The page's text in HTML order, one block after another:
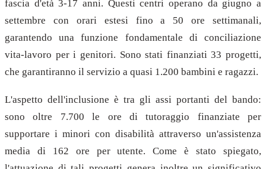
fascia d'età 3-17 anni. Questi centri operano da giugno a
settembre con orari estesi fino a 50 ore settimanali,
garantendo una funzione fondamentale di conciliazione
vita-lavoro per i genitori. Sono stati finanziati 33 progetti,
che garantiranno il servizio a quasi 1.200 bambini e ragazzi.
L'aspetto dell'inclusione è tra gli assi portanti del bando:
sono oltre 7.700 le ore di tutoraggio finanziate per
supportare i minori con disabilità attraverso un'assistenza
media di 162 ore per utente. Come è stato spiegato,